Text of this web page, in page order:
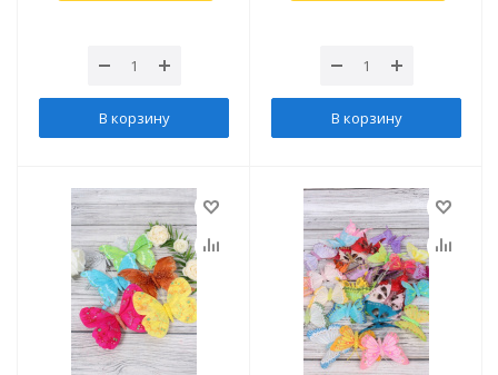
В корзину В корзину